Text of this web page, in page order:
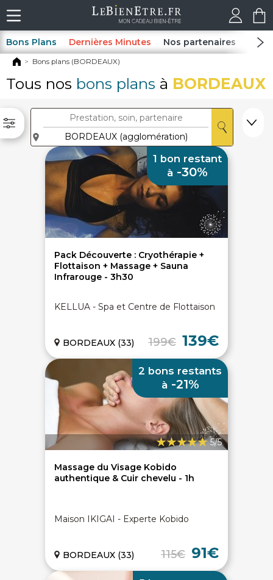
Bons Plans Dernières Minutes Nos partenaires Spas
Bons plans (BORDEAUX)
Tous nos bons plans à BORDEAUX
Pack Découverte : Cryothérapie +
Flottaison + Massage + Sauna
Infrarouge - 3h30
KELLUA - Spa et Centre de Flottaison
199€ 139€
BORDEAUX (33)
1 bon restant
à -30%
5/5
Massage du Visage Kobido
authentique & Cuir chevelu - 1h
Maison IKIGAI - Experte Kobido
115€ 91€
BORDEAUX (33)
2 bons restants
à -21%